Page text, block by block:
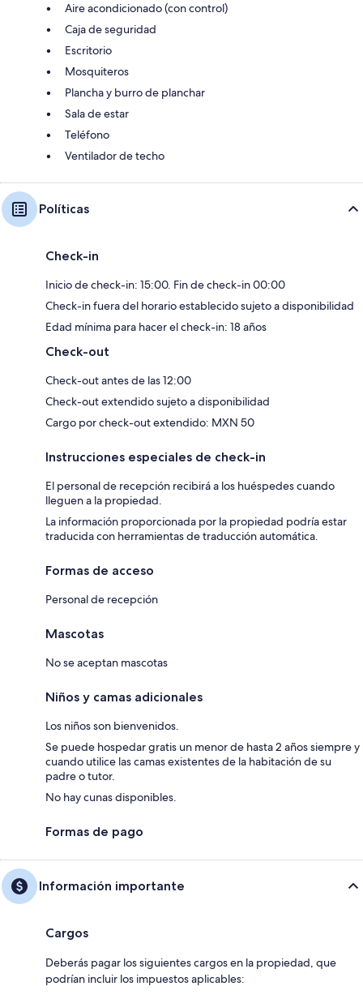
Aire acondicionado (con control)
Caja de seguridad
Escritorio
Mosquiteros
Plancha y burro de planchar
Sala de estar
Teléfono
Ventilador de techo
Políticas
Check-in
Inicio de check-in: 15:00. Fin de check-in 00:00
Check-in fuera del horario establecido sujeto a disponibilidad
Edad mínima para hacer el check-in: 18 años
Check-out
Check-out antes de las 12:00
Check-out extendido sujeto a disponibilidad
Cargo por check-out extendido: MXN 50
Instrucciones especiales de check-in
El personal de recepción recibirá a los huéspedes cuando
lleguen a la propiedad.
La información proporcionada por la propiedad podría estar
traducida con herramientas de traducción automática.
Formas de acceso
Personal de recepción
Mascotas
No se aceptan mascotas
Niños y camas adicionales
Los niños son bienvenidos.
Se puede hospedar gratis un menor de hasta 2 años siempre y
cuando utilice las camas existentes de la habitación de su
padre o tutor.
No hay cunas disponibles.
Formas de pago
Información importante
Cargos
Deberás pagar los siguientes cargos en la propiedad, que
podrían incluir los impuestos aplicables: